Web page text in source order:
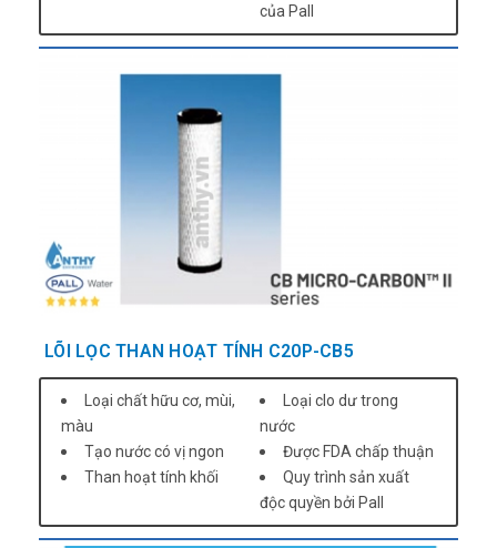
của Pall
LÕI LỌC THAN HOẠT TÍNH C20P-CB5
Loại chất hữu cơ, mùi,
màu
Loại clo dư trong
nước
Tạo nước có vị ngon
Được FDA chấp thuận
Than hoạt tính khối
Quy trình sản xuất
độc quyền bởi Pall